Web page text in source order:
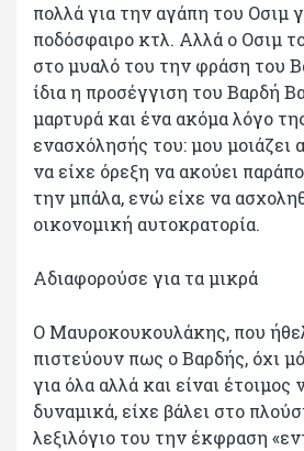
πολλά για την αγάπη του Οσιμ
ποδόσφαιρο κτλ. Αλλά ο Οσιμ
στο μυαλό του την φράση του
ίδια η προσέγγιση του Βαρδή
μαρτυρά και ένα ακόμα λόγο
ενασχόλησής του: μου μοιάζει
να είχε όρεξη να ακούει
την μπάλα, ενώ είχε να
οικονομική αυτοκρατορία.
Αδιαφορούσε για τα μικρά
Ο Μαυροκουκουλάκης, που
πιστεύουν πως ο Βαρδής, όχι
για όλα αλλά και είναι έτοιμος
δυναμικά, είχε βάλει στο
λεξιλόγιο του την έκφραση